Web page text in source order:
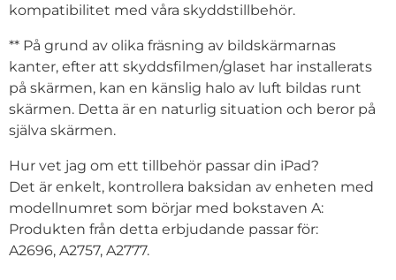
kompatibilitet med våra skyddstillbehör.
** På grund av olika fräsning av bildskärmarnas
kanter, efter att skyddsfilmen/glaset har installerats
på skärmen, kan en känslig halo av luft bildas runt
skärmen. Detta är en naturlig situation och beror på
själva skärmen.
Hur vet jag om ett tillbehör passar din iPad?
Det är enkelt, kontrollera baksidan av enheten med
modellnumret som börjar med bokstaven A:
Produkten från detta erbjudande passar för:
A2696, A2757, A2777.